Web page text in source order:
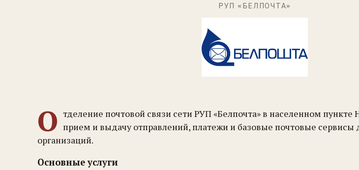
РУП «БЕЛПОЧТА»
О тделение почтовой связи сети РУП «Белпочта» в населенном пункте
прием и выдачу отправлений, платежи и базовые почтовые сервисы
организаций.
Основные услуги